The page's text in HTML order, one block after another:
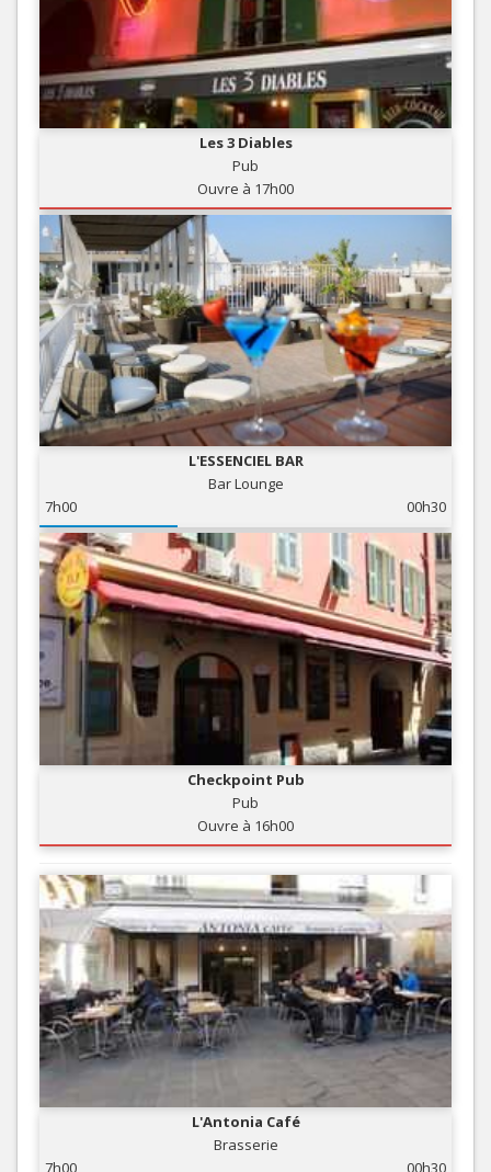
Les 3 Diables
Pub
Ouvre à 17h00
L'ESSENCIEL BAR
Bar Lounge
7h00
00h30
Checkpoint Pub
Pub
Ouvre à 16h00
L'Antonia Café
Brasserie